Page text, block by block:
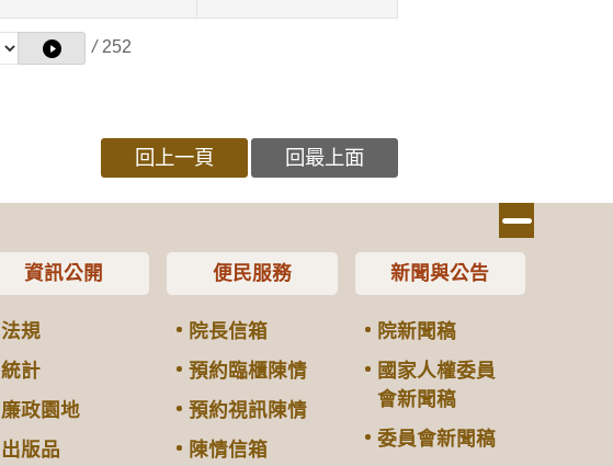
/ 252
回上一頁 回最上面
資訊公開
法規
統計
廉政園地
出版品
便民服務
院長信箱
預約臨櫃陳情
預約視訊陳情
陳情信箱
新聞與公告
院新聞稿
國家人權委員
會新聞稿
委員會新聞稿